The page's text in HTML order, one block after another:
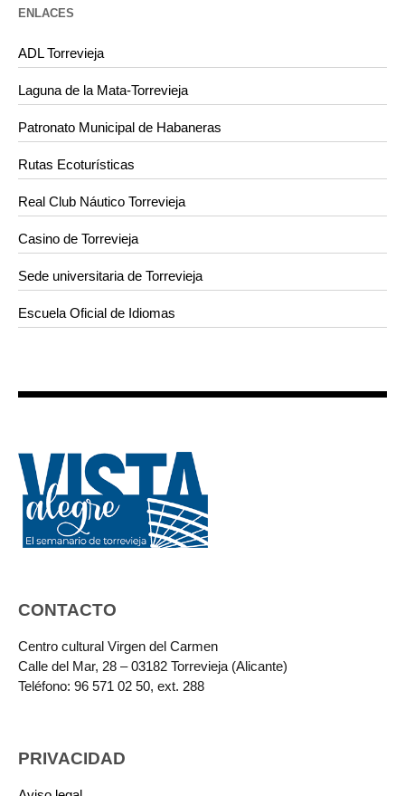
ENLACES
ADL Torrevieja
Laguna de la Mata-Torrevieja
Patronato Municipal de Habaneras
Rutas Ecoturísticas
Real Club Náutico Torrevieja
Casino de Torrevieja
Sede universitaria de Torrevieja
Escuela Oficial de Idiomas
CONTACTO
Centro cultural Virgen del Carmen
Calle del Mar, 28 – 03182 Torrevieja (Alicante)
Teléfono: 96 571 02 50, ext. 288
PRIVACIDAD